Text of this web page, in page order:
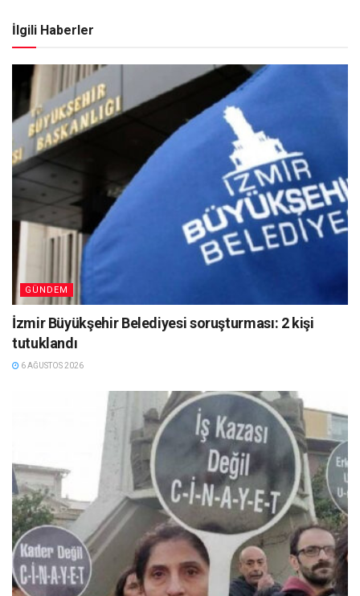
İlgili Haberler
GÜNDEM
İzmir Büyükşehir Belediyesi soruşturması: 2 kişi
tutuklandı
6 AĞUSTOS 2026